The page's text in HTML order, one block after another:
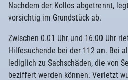
Nachdem der Kollos abgetrennt,
vorsichtig im Grundstück ab.
Zwischen 0.01 Uhr und 16.00 Uhr
Hilfesuchende bei der 112 an. Bei
lediglich zu Sachschäden, die von
beziffert werden können. Verletzt